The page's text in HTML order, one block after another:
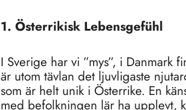
1. Österrikisk Lebensgefühl
I Sverige har vi ”mys”, i Danmark
är utom tävlan det ljuvligaste
som är helt unik i Österrike. En
med befolkningen lär ha upplevt,